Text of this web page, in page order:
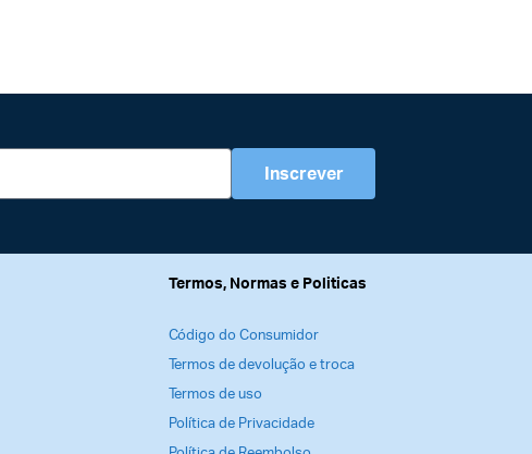
Inscrever
Termos, Normas e Politicas
Código do Consumidor
Termos de devolução e troca
Termos de uso
Política de Privacidade